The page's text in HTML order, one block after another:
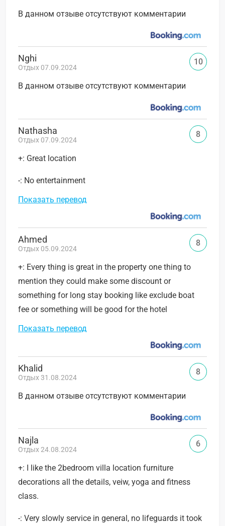
В данном отзыве отсутствуют комментарии
Nghi
Отдых 07.09.2024
В данном отзыве отсутствуют комментарии
10
Nathasha
Отдых 07.09.2024
+: Great location
-: No entertainment
Показать перевод
8
Ahmed
Отдых 05.09.2024
+: Every thing is great in the property one thing to
mention they could make some discount or
something for long stay booking like exclude boat
fee or something will be good for the hotel
Показать перевод
8
Khalid
Отдых 31.08.2024
В данном отзыве отсутствуют комментарии
8
Najla
Отдых 24.08.2024
+: I like the 2bedroom villa location furniture
decorations all the details, veiw, yoga and fitness
class.
-: Very slowly service in general, no lifeguards it took
6